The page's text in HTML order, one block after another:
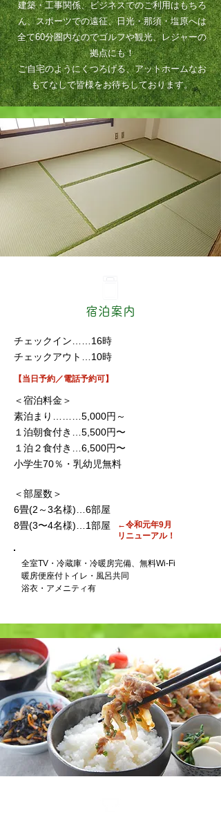
​建築・工事関係、ビジネスでのご利用はもちろ
ん、スポーツでの遠征、日光・那須・塩原へは
全て60分圏内なのでゴルフや観光、レジャーの
拠点にも！
ご自宅のようにくつろげる、アットホームなお
もてなしで皆様をお待ちしております。
宿泊案内
チェックイン……16時
チェックアウト…10時
【当日予約／電話予約可】
＜宿泊料金＞
素泊まり………5,000円～
１泊朝食付き…5,500円〜
１泊２食付き…6,500円〜
小学生70％・乳幼児無料
＜部屋数＞
6畳(2～3名様)…6部屋
8畳(3〜4名様)…1部屋
←令和元年9月
リニューアル！
全室TV・冷蔵庫・冷暖房完備、無料Wi-Fi
暖房便座付トイレ・風呂共同
​浴衣・アメニティ有